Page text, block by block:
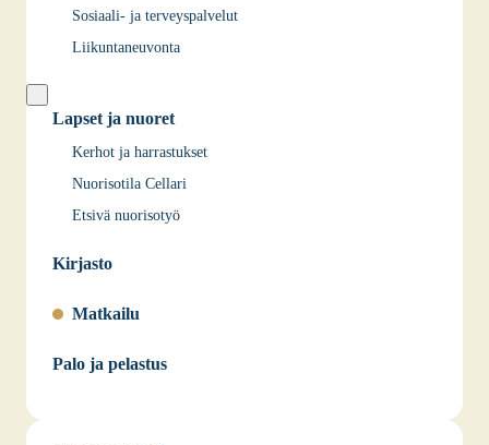
Sosiaali- ja terveyspalvelut
Liikuntaneuvonta
Lapset ja nuoret
Kerhot ja harrastukset
Nuorisotila Cellari
Etsivä nuorisotyö
Kirjasto
Matkailu
Palo ja pelastus